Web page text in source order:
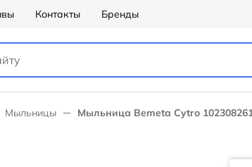
Контакты Бренды
Мыльницы Мыльница Bemeta Cytro